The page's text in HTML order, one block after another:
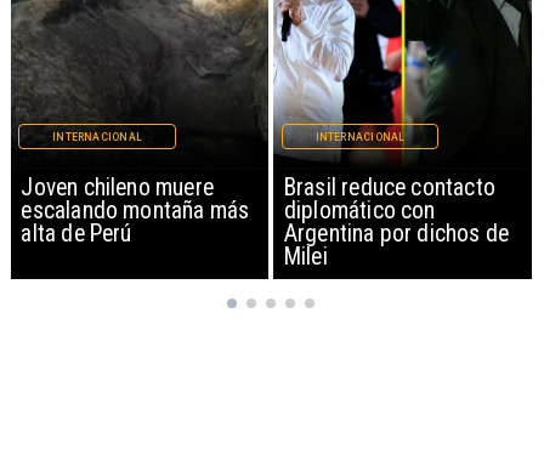
Brasil reduce contacto
diplomático con
Argentina por dichos de
INTERNACIONAL
China restringe
exportación de drones a
EEUU y sanciona
empresas
INTERNACIONAL